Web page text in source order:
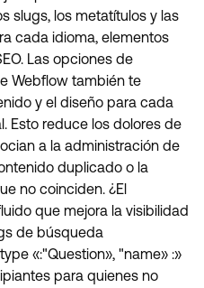
slugs, los metatítulos y las
cada idioma, elementos
Las opciones de
Webflow también te
y el diseño para cada
Esto reduce los dolores de
a la administración de
duplicado o la
no coinciden. ¿El
que mejora la visibilidad
de búsqueda
«:"Question», "name» :»
para quienes no